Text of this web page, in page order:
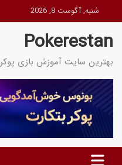
to
content
شنبه, آگوست 8, 2026
Pokerestan
بهترین سایت آموزش بازی پوکر